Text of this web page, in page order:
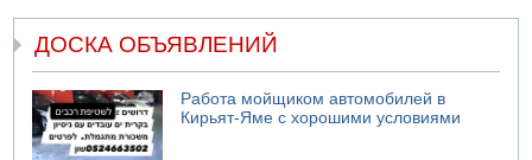
ДОСКА ОБЪЯВЛЕНИЙ
Работа мойщиком автомобилей в
Кирьят-Яме с хорошими условиями